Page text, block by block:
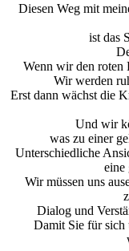
Diesen Weg mit
ist das
Wenn wir den roten
Wir werden
Erst dann wächst die
Und wir
was zu einer
Unterschiedliche
eine
Wir müssen uns
Dialog und
Damit Sie für sich